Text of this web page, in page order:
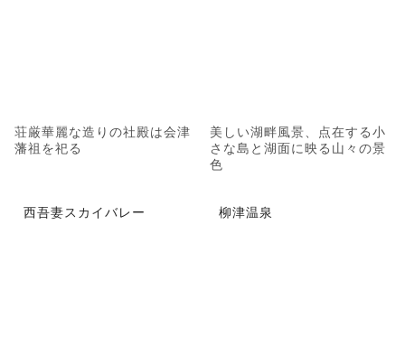
荘厳華麗な造りの社殿は会津
藩祖を祀る
美しい湖畔風景、点在する小
さな島と湖面に映る山々の景
色
西吾妻スカイバレー 柳津温泉